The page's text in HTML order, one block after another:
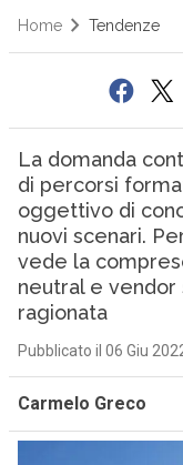
Home Tendenze
La domanda
di percorsi
oggettivo di
nuovi scenari.
vede la
neutral e vendor
ragionata
Pubblicato il 06 Giu
Carmelo Greco